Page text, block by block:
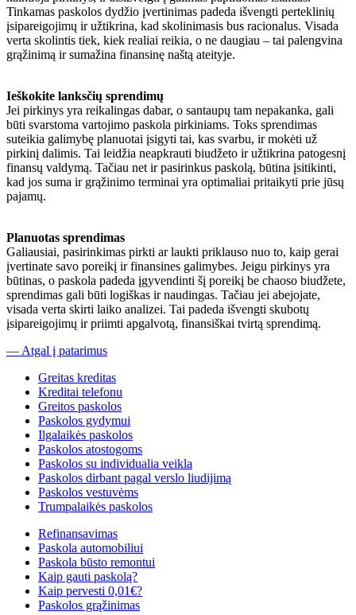
Tinkamas paskolos dydžio įvertinimas padeda išvengti perteklinių
įsipareigojimų ir užtikrina, kad skolinimasis bus racionalus. Visada
verta skolintis tiek, kiek realiai reikia, o ne daugiau – tai palengvina
grąžinimą ir sumažina finansinę naštą ateityje.
Ieškokite lanksčių sprendimų
Jei pirkinys yra reikalingas dabar, o santaupų tam nepakanka, gali
būti svarstoma vartojimo paskola pirkiniams. Toks sprendimas
suteikia galimybę planuotai įsigyti tai, kas svarbu, ir mokėti už
pirkinį dalimis. Tai leidžia neapkrauti biudžeto ir užtikrina patogesnį
finansų valdymą. Tačiau net ir pasirinkus paskolą, būtina įsitikinti,
kad jos suma ir grąžinimo terminai yra optimaliai pritaikyti prie jūsų
pajamų.
Planuotas sprendimas
Galiausiai, pasirinkimas pirkti ar laukti priklauso nuo to, kaip gerai
įvertinate savo poreikį ir finansines galimybes. Jeigu pirkinys yra
būtinas, o paskola padeda įgyvendinti šį poreikį be chaoso biudžete,
sprendimas gali būti logiškas ir naudingas. Tačiau jei abejojate,
visada verta skirti laiko analizei. Tai padeda išvengti skubotų
įsipareigojimų ir priimti apgalvotą, finansiškai tvirtą sprendimą.
— Atgal į patarimus
Greitas kreditas
Kreditai telefonu
Greitos paskolos
Paskolos gydymui
Ilgalaikės paskolos
Paskolos atostogoms
Paskolos su individualia veikla
Paskolos dirbant pagal verslo liudijimą
Paskolos vestuvėms
Trumpalaikės paskolos
Refinansavimas
Paskola automobiliui
Paskola būsto remontui
Kaip gauti paskolą?
Kaip pervesti 0,01€?
Paskolos grąžinimas